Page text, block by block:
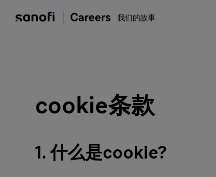
我们的故事
cookie条款
1. 什么是cookie?